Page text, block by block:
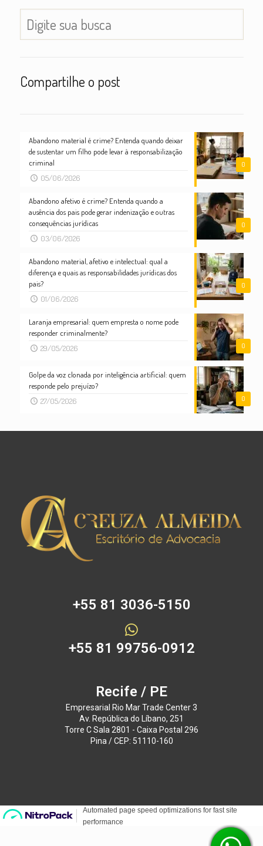
Compartilhe o post
0
Abandono material é crime? Entenda quando deixar
de sustentar um filho pode levar à responsabilização
criminal
05/06/2026
0
Abandono afetivo é crime? Entenda quando a
ausência dos pais pode gerar indenização e outras
consequências jurídicas
03/06/2026
0
Abandono material, afetivo e intelectual: qual a
diferença e quais as responsabilidades jurídicas dos
pais?
01/06/2026
0
Laranja empresarial: quem empresta o nome pode
responder criminalmente?
29/05/2026
0
Golpe da voz clonada por inteligência artificial: quem
responde pelo prejuízo?
27/05/2026
+55 81 3036-5150
+55 81 99756-0912
Recife / PE
Empresarial Rio Mar Trade Center 3
Av. República do Líbano, 251
Torre C Sala 2801 - Caixa Postal 296
Pina / CEP: 51110-160